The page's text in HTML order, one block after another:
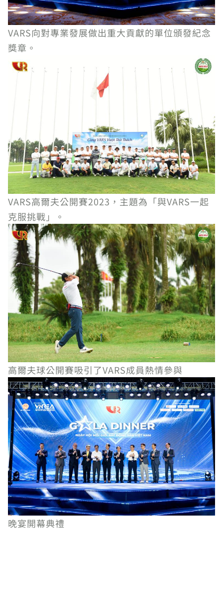
VARS向對專業發展做出重大貢獻的單位頒發紀念
獎章。
VARS高爾夫公開賽2023，主題為「與VARS一起
克服挑戰」。
高爾夫球公開賽吸引了VARS成員熱情參與
晚宴開幕典禮